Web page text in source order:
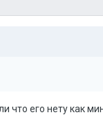
что его нету как